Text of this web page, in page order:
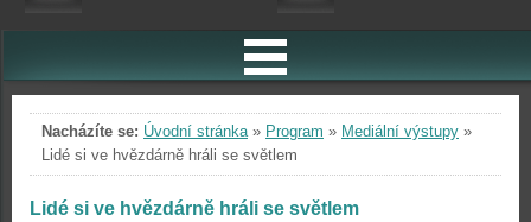
Nacházíte se: Úvodní stránka» Program » Mediální výstupy »
Lidé si ve hvězdárně hráli se světlem
Lidé si ve hvězdárně hráli se světlem